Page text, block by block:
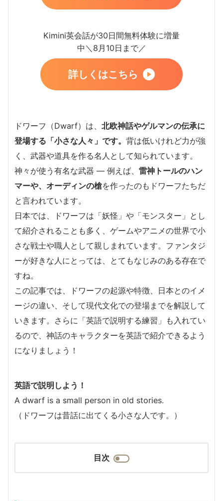
Kimini英会話が30日間無料体験に増量
中＼8月10日まで／
詳しくはこちら
ドワーフ（Dwarf）は、 北欧神話やゲルマンの伝承に
登場する「小さな人々」です。 背は低いけれど力が強
く、武器や道具を作る名人として知られています。
神々が使う有名な武器 ― 例えば、 雷神トールのハン
マーや、オーディンの槍を作ったのもドワーフたちだ
と言われています。
日本では、ドワーフは「妖怪」や「モンスター」とし
て紹介されることも多く、ゲームやアニメの世界で小
さな戦士や職人として親しまれています。ファンタジ
ーが好きな人にとっては、とてもなじみのある存在で
すね。
この記事では、ドワーフの起源や特徴、日本とのイメ
ージの違い、そして現代文化での登場までを解説して
いきます。さらに「英語で説明する練習」も入れてい
るので、神話のキャラクターを英語で紹介できるよう
になりましょう！
英語で説明しよう！
A dwarf is a small person in old stories.
（ドワーフは昔話に出てくる小さな人です。）
目次